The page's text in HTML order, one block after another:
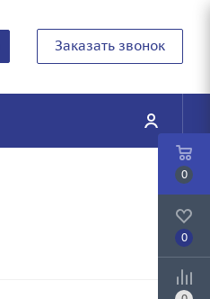
Заказать звонок
0
0